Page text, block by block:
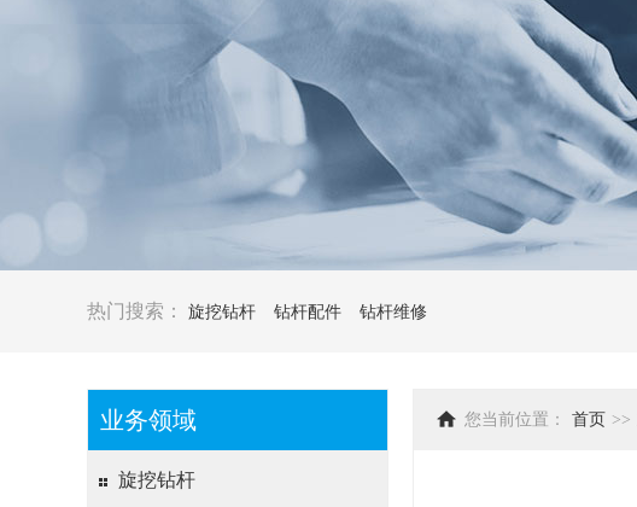
热门搜索： 旋挖钻杆 钻杆配件 钻杆维修
业务领域
旋挖钻杆
您当前位置： 首页 >>